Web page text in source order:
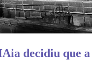
decidiu que a